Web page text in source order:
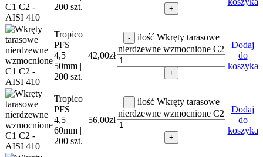
200 szt.
+
Tropico
PFS |
4,5 |
50mm |
200 szt.
42,00zł
-
ilość Wkręty tarasowe
nierdzewne wzmocnione C2
+
Dodaj
do
koszyka
Tropico
PFS |
4,5 |
60mm |
200 szt.
56,00zł
-
ilość Wkręty tarasowe
nierdzewne wzmocnione C2
+
Dodaj
do
koszyka